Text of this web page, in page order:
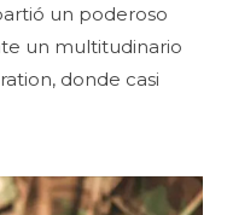
un poderoso
un multitudinario
donde casi